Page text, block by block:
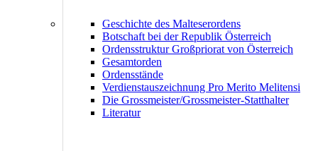
Geschichte des Malteserordens
Botschaft bei der Republik Österreich
Ordensstruktur Großpriorat von Österreich
Gesamtorden
Ordensstände
Verdienstauszeichnung Pro Merito Melitensi
Die Grossmeister/Grossmeister-Statthalter
Literatur